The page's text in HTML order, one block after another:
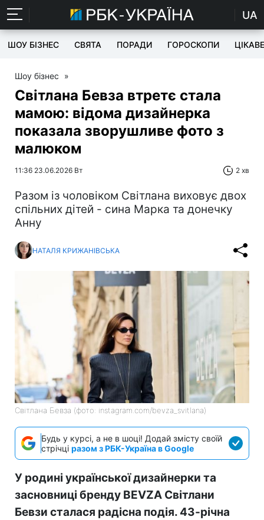
UA
ШОУ БІЗНЕС СВЯТА ПОРАДИ ГОРОСКОПИ ЦІКАВЕ
Шоу бізнес »
Світлана Бевза втретє стала
мамою: відома дизайнерка
показала зворушливе фото з
малюком
11:36 23.06.2026 Вт 2 хв
Разом із чоловіком Світлана виховує двох
спільних дітей - сина Марка та донечку
Анну
НАТАЛЯ КРИЖАНІВСЬКА
Світлана Бевза (фото: instagram.com/bevza_svitlana)
Будь у курсі, а не в шоці! Додай змісту своїй
стрічці разом з РБК-Україна в Google
У родині української дизайнерки та
засновниці бренду BEVZA Світлани
Бевзи сталася радісна подія. 43-річна